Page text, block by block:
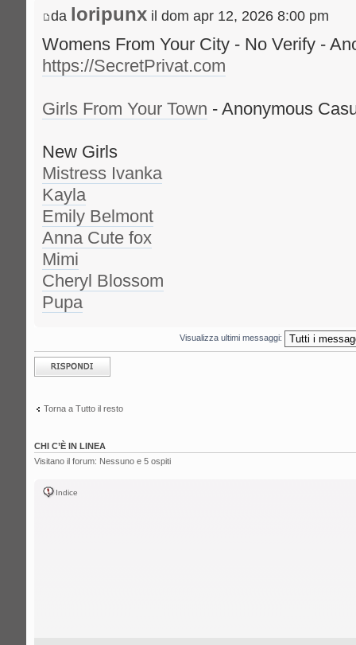
da loripunx il dom apr 12, 2026 8:00 pm
Womens From Your City - No Verify -
https://SecretPrivat.com
Girls From Your Town - Anonymous
New Girls
Mistress Ivanka
Kayla
Emily Belmont
Anna Cute fox
Mimi
Cheryl Blossom
Pupa
Visualizza ultimi messaggi:
Rispondi al
messaggio
Torna a Tutto il resto
CHI C’È IN LINEA
Visitano il forum: Nessuno e 5 ospiti
Indice